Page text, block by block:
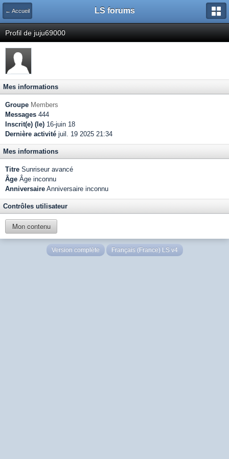
← Accueil LS forums
Profil de juju69000
Mes informations
Groupe Members
Messages 444
Inscrit(e) (le) 16-juin 18
Dernière activité juil. 19 2025 21:34
Mes informations
Titre Sunriseur avancé
Âge Âge inconnu
Anniversaire Anniversaire inconnu
Contrôles utilisateur
Mon contenu
Version complète Français (France) LS v4